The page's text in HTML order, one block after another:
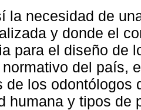
la necesidad de
y donde el
para el diseño de
del país,
de los odontólogos
humana y tipos de